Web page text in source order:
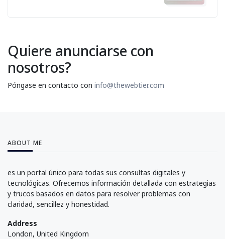
Quiere anunciarse con
nosotros?
Póngase en contacto con info@thewebtier.com
ABOUT ME
es un portal único para todas sus consultas digitales y
tecnológicas. Ofrecemos información detallada con estrategias
y trucos basados en datos para resolver problemas con
claridad, sencillez y honestidad.
Address
London, United Kingdom